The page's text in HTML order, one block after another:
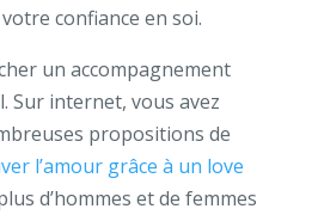
confiance en soi.
un accompagnement
Sur internet, vous avez
propositions de
l’amour grâce à un love
d’hommes et de femmes